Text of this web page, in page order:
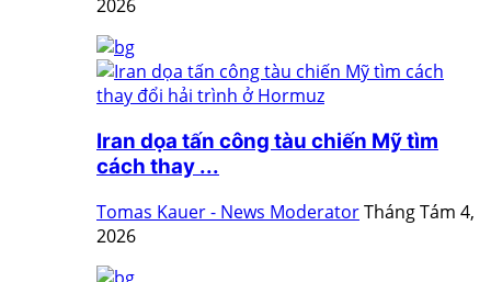
2026
Iran dọa tấn công tàu chiến Mỹ tìm
cách thay ...
Tomas Kauer - News ModeratorTháng Tám 4,
2026